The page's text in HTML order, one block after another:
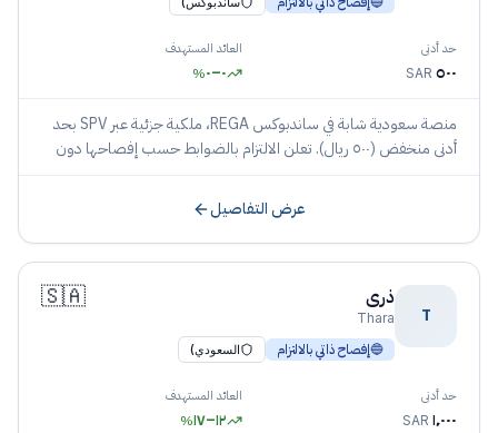
حد أدنى
٥٠٠ SAR
العائد المستهدف
٠–٠%
منصة سعودية شابة في ساندبوكس REGA، ملكية جزئية عبر SPV بحد
أدنى منخفض (٥٠٠ ريال). تعلن الالتزام بالضوابط حسب إفصاحها دون
عرض التفاصيل
T
ذرى
Thara
🇸🇦
🔵إفصاح ذاتي بالالتزام السعودي)
حد أدنى
١٬٠٠٠ SAR
العائد المستهدف
١٢–١٧%